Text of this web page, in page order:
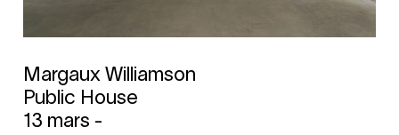
Margaux Williamson
Public House
13 mars -